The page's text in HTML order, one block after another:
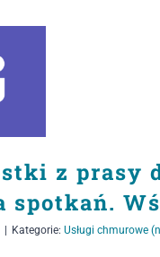
z prasy
| Kategorie: Usługi chmurowe